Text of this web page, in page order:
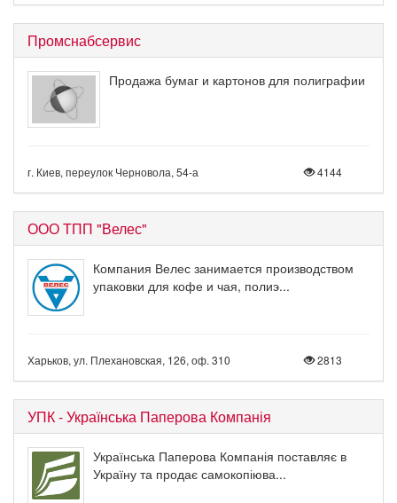
Промснабсервис
Продажа бумаг и картонов для полиграфии
г. Киев, переулок Черновола, 54-а 4144
ООО ТПП "Велес"
Компания Велес занимается производством
упаковки для кофе и чая, полиэ...
Харьков, ул. Плехановская, 126, оф. 310 2813
УПК - Українська Паперова Компанія
Українська Паперова Компанія поставляє в
Україну та продає самокопіюва...